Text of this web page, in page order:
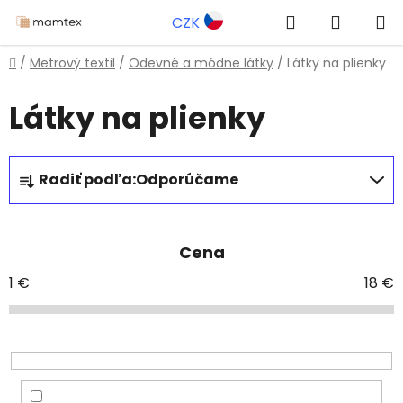
na
obsah
CZK Hľadať
KOŠÍK
Domov
/ Metrový textil / Odevné a módne látky / Látky na plienky
Látky na plienky
R
a
d
i
e
r
o
Radiť podľa:Odporúčame
Cena
1 € 18 €